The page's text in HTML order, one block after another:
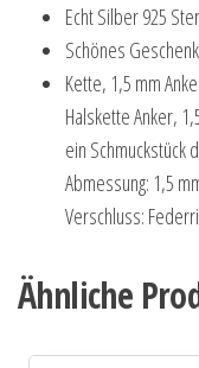
Echt Silber 925
Schönes
Kette, 1,5 mm
Halskette Anker,
ein Schmuckstück
Abmessung: 1,5
Verschluss:
Ähnliche